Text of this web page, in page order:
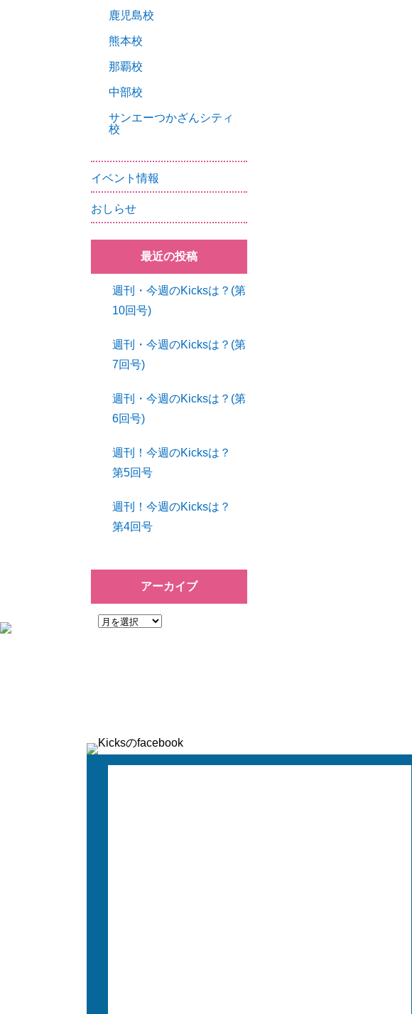
鹿児島校
熊本校
那覇校
中部校
サンエーつかざんシティ
校
イベント情報
おしらせ
最近の投稿
週刊・今週のKicksは？(第
10回号)
週刊・今週のKicksは？(第
7回号)
週刊・今週のKicksは？(第
6回号)
週刊！今週のKicksは？
第5回号
週刊！今週のKicksは？
第4回号
アーカイブ